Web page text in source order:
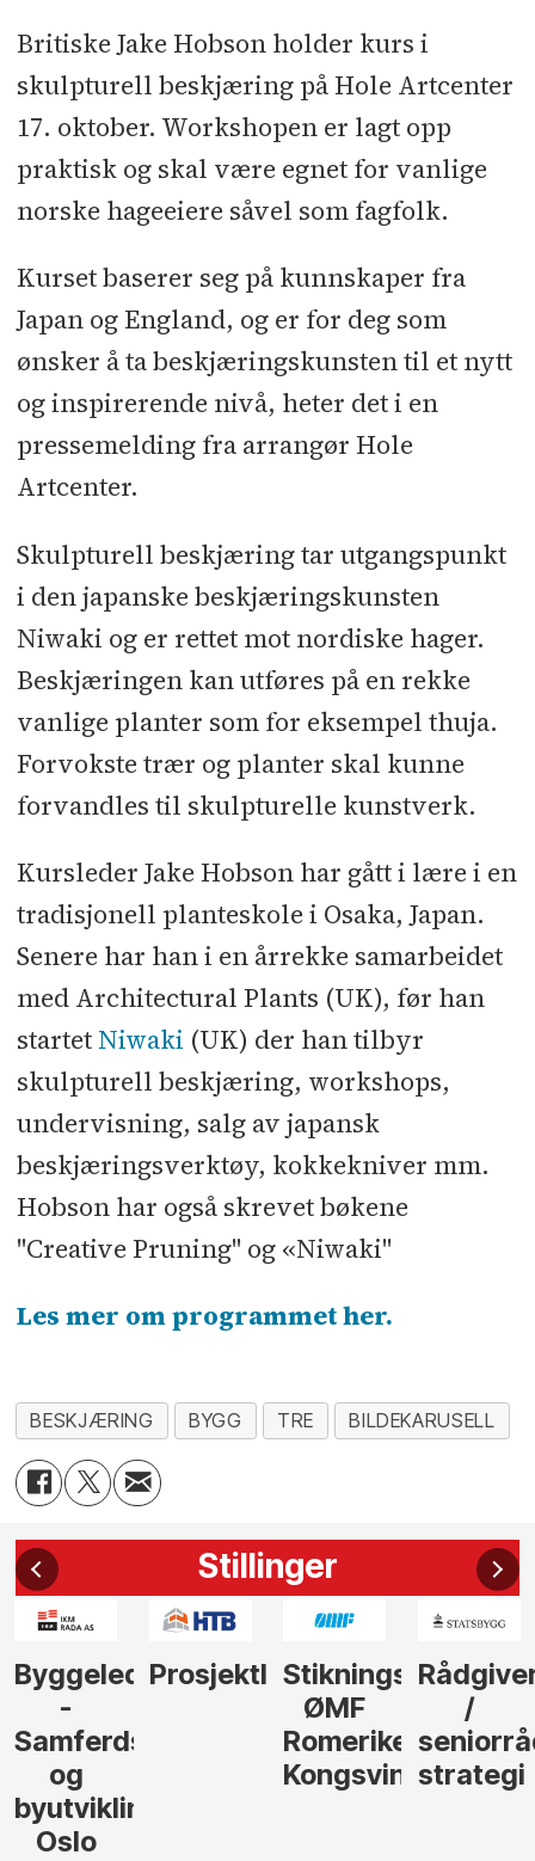
Britiske Jake Hobson holder kurs i
skulpturell beskjæring på Hole Artcenter
17. oktober. Workshopen er lagt opp
praktisk og skal være egnet for vanlige
norske hageeiere såvel som fagfolk.
Kurset baserer seg på kunnskaper fra
Japan og England, og er for deg som
ønsker å ta beskjæringskunsten til et nytt
og inspirerende nivå, heter det i en
pressemelding fra arrangør Hole
Artcenter.
Skulpturell beskjæring tar utgangspunkt
i den japanske beskjæringskunsten
Niwaki og er rettet mot nordiske hager.
Beskjæringen kan utføres på en rekke
vanlige planter som for eksempel thuja.
Forvokste trær og planter skal kunne
forvandles til skulpturelle kunstverk.
Kursleder Jake Hobson har gått i lære i en
tradisjonell planteskole i Osaka, Japan.
Senere har han i en årrekke samarbeidet
med Architectural Plants (UK), før han
startetNiwaki (UK) der han tilbyr
skulpturell beskjæring, workshops,
undervisning, salg av japansk
beskjæringsverktøy, kokkekniver mm.
Hobson har også skrevet bøkene
"Creative Pruning" og «Niwaki"
Les mer om programmet her.
BESKJÆRING BYGG TRE BILDEKARUSELL
Stillinger
Byggeleder
-
Samferdsel
og
byutvikling,
Oslo
ProsjektlederStikningsingeniør
ØMF
Romerike
Kongsvinger
/
strategi